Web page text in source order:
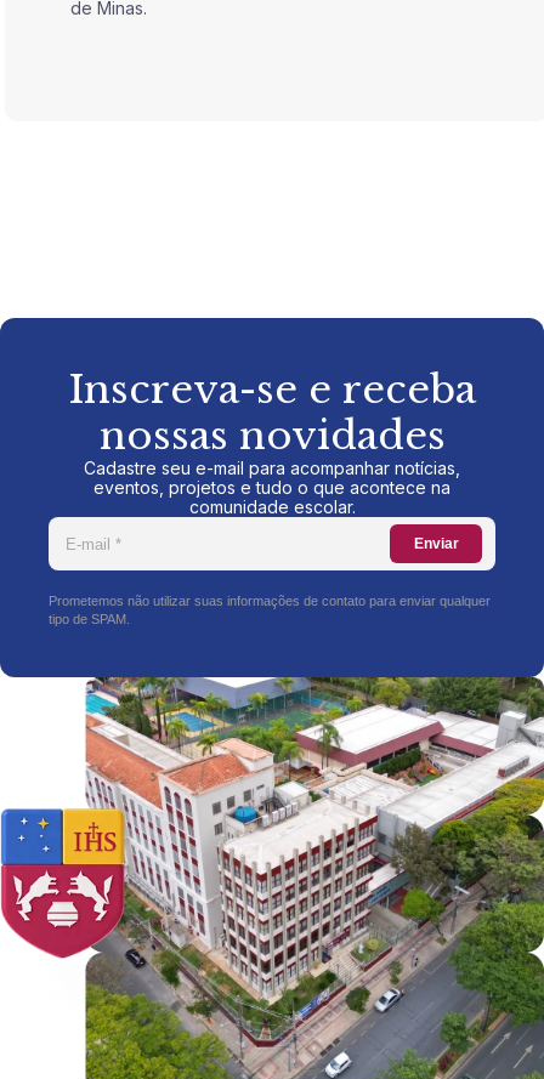
de Minas.
Inscreva-se e receba
nossas novidades
Cadastre seu e-mail para acompanhar notícias,
eventos, projetos e tudo o que acontece na
comunidade escolar.
Enviar
Prometemos não utilizar suas informações de contato para enviar qualquer
tipo de SPAM.